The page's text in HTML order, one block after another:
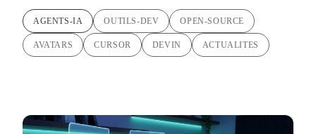
AGENTS-IA OUTILS-DEV OPEN-SOURCE
AVATARS CURSOR DEVIN ACTUALITES